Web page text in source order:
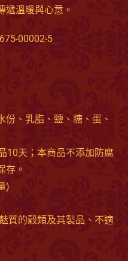
遞溫暖與心意。
00002-5
、乳脂、鹽、糖、蛋、
10天；本商品不添加防腐
存。
)
質的穀類及其製品、不適